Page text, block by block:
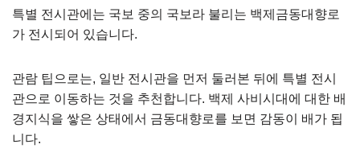
특별 전시관에는 국보 중의 국보라 불리는 백제금동대향로
가 전시되어 있습니다.
관람 팁으로는, 일반 전시관을 먼저 둘러본 뒤에 특별 전시
관으로 이동하는 것을 추천합니다. 백제 사비시대에 대한 배
경지식을 쌓은 상태에서 금동대향로를 보면 감동이 배가 됩
니다.